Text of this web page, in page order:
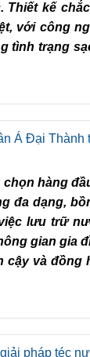
kế
với công
tình trạng
Á Đại Thành
hàng
đa dạng,
lưu trữ
gian gia
cậy và
pháp téc